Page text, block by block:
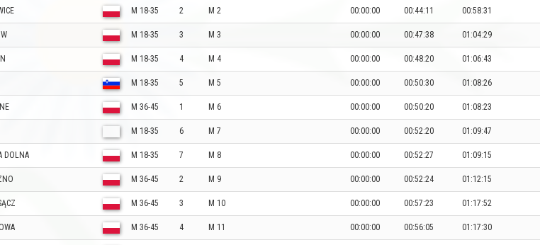
M 18-35 2 M 2 00:00:00 00:44:11 00:58:31
M 18-35 3 M 3 00:00:00 00:47:38 01:04:29
M 18-35 4 M 4 00:00:00 00:48:20 01:06:43
M 18-35 5 M 5 00:00:00 00:50:30 01:08:26
M 36-45 1 M 6 00:00:00 00:50:20 01:08:23
M 18-35 6 M 7 00:00:00 00:52:20 01:09:47
DOLNA M 18-35 7 M 8 00:00:00 00:52:27 01:09:15
M 36-45 2 M 9 00:00:00 00:52:24 01:12:15
M 36-45 3 M 10 00:00:00 00:57:23 01:17:52
M 36-45 4 M 11 00:00:00 00:56:05 01:17:30